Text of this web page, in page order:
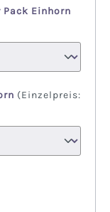
Pack Einhorn
(Einzelpreis: